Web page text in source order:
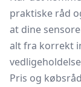
praktiske råd
at dine
alt fra korrekt
Pris og købsråd